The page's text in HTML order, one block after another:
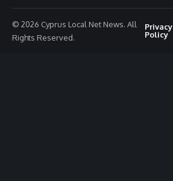
© 2026 Cyprus Local Net News. All
Rights Reserved.
Privacy
Policy